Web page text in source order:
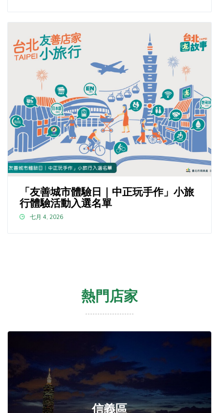
「友善城市體驗日｜中正玩手作」小旅
行體驗活動入選名單
七月 4, 2026
熱門店家
信義區